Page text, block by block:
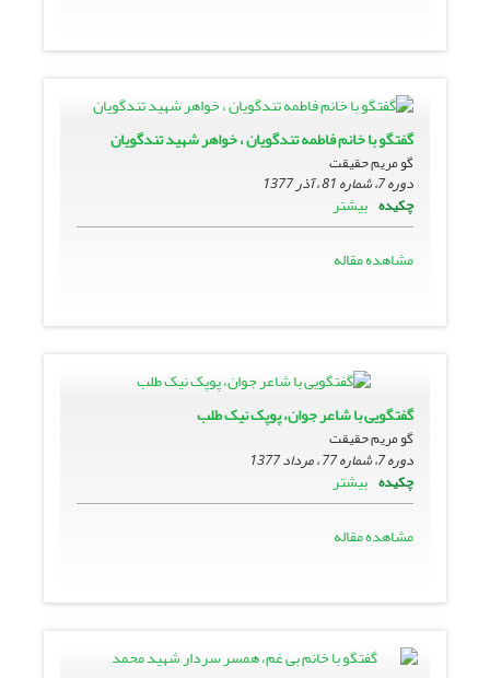
گفتگو با خانم فاطمه تندگویان ، خواهر شهید تندگویان
گو مریم حقیقت
دوره 7، شماره 81 ، آذر 1377
چکیده بیشتر
مشاهده مقاله
گفتگویى با شاعر جوان، پوپک نیک طلب
گو مریم حقیقت
دوره 7، شماره 77 ، مرداد 1377
چکیده بیشتر
مشاهده مقاله